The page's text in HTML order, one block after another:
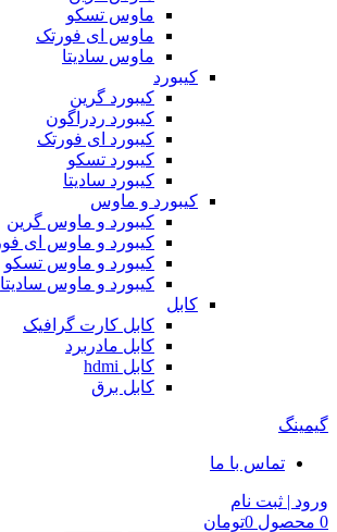
ماوس تسکو
ماوس ای فورتک
ماوس سادیتا
کیبورد
کیبورد گرین
کیبورد ردراگون
کیبورد ای فورتک
کیبورد تسکو
کیبورد سادیتا
کیبورد و ماوس
کیبورد و ماوس گرین
کیبورد و ماوس ای
کیبورد و ماوس تسکو
کیبورد و ماوس سادیتا
کابل
کابل کارت گرافیک
کابل مادربرد
کابل hdmi
کابل برق
گیمینگ
تماس با ما
ورود | ثبت نام
0 محصول 0تومان